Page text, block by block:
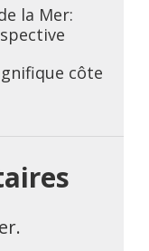
la Mer:
côte